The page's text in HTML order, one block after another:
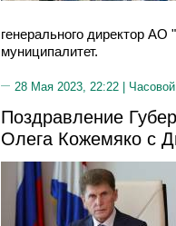
генерального директор
муниципалитет.
28 Мая 2023, 22:22 |
Поздравление
Олега Кожемяко с